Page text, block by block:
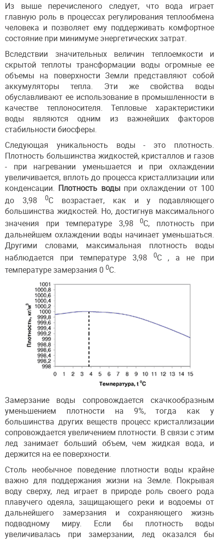
Из выше перечисленого следует, что вода играет
главную роль в процессах регулирования теплообмена
человека и позволяет ему поддерживать комфортное
состояние при минимуме энергетических затрат.
Вследствии значительных величин теплоемкости и
скрытой теплоты трансформации воды огромные ее
объемы на поверхности Земли представляют собой
аккумуляторы тепла. Эти же свойства воды
обуславливают ее использование в промышленности в
качестве теплоносителя. Тепловые характеристики
воды являются одним из важнейших факторов
стабильности биосферы.
Следующая уникальность воды - это плотность.
Плотность большинства жидкостей, кристаллов и газов
- при нагревании уменьшается и при охлаждении
увеличивается, вплоть до процесса кристаллизации или
конденсации. Плотность водыпри охлаждении от 100
до 3,980С возрастает, как и у подавляющего
большинства жидкостей. Но, достигнув максимального
значения при температуре 3,98
0С, плотность при
дальнейшем охлаждении воды начинает уменьшаться.
Другими словами, максимальная плотность воды
наблюдается при температуре 3,98
0С , а не при
температуре замерзания 0 0С.
Замерзание воды сопровождается скачкообразным
уменьшением плотности на 9%, тогда как у
большинства других веществ процесс кристаллизации
сопровождается увеличением плотности. В связи с этим
лед занимает больший объем, чем жидкая вода, и
держится на ее поверхности.
Столь необычное поведение плотности воды крайне
важно для поддержания жизни на Земле. Покрывая
воду сверху, лед играет в природе роль своего рода
плавучего одеяла, защищающего реки и водоемы от
дальнейшего замерзания и сохраняющего жизнь
подводному миру. Если бы плотность воды
увеличивалась при замерзании, лед оказался бы